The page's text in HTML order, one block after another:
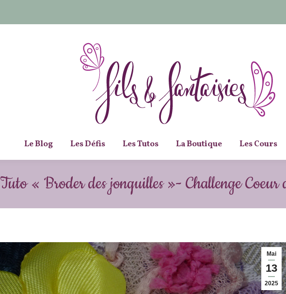
Le Blog Les Défis Les Tutos La Boutique Les Cours
Tuto « Broder des jonquilles »- Challenge Coeur
Mai
13
2025